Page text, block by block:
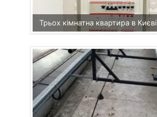
Трьох кімнатна квартира в Києві